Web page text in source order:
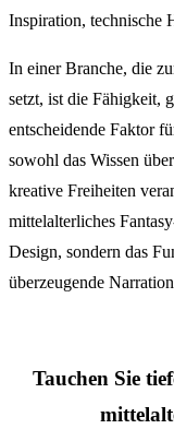
Inspiration, technische
In einer Branche, die
setzt, ist die Fähigkeit,
entscheidende Faktor
sowohl das Wissen
kreative Freiheiten
mittelalterliches
Design, sondern das
überzeugende
Tauchen Sie